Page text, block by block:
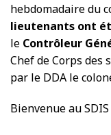
hebdomadaire du
lieutenants ont
le Contrôleur
Chef de Corps des
par le DDA le
Bienvenue au